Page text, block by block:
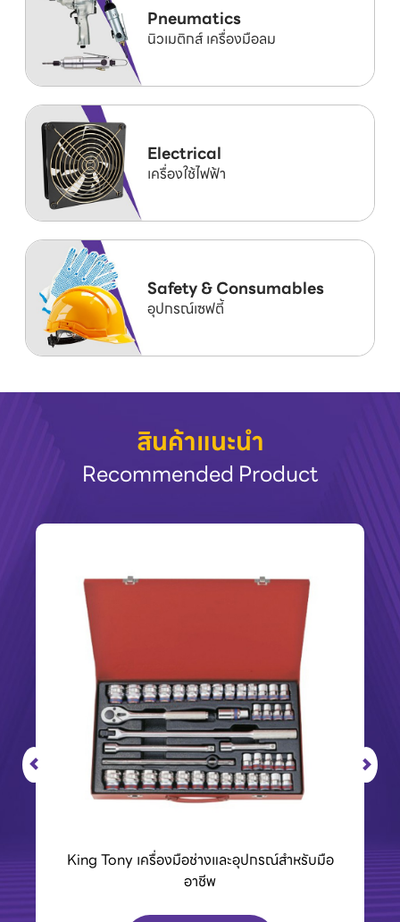
Pneumatics
นิวเมติกส์ เครื่องมือลม
Electrical
เครื่องใช้ไฟฟ้า
Safety & Consumables
อุปกรณ์เซฟตี้
สินค้าแนะนำ
Recommended Product
BCC01 กล่องชาร์จแบตเตอรี่ 40Vmax XGT